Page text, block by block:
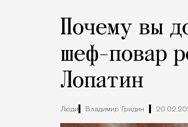
Почему вы
шеф-повар
Лопатин
Люди Владимир Гридин